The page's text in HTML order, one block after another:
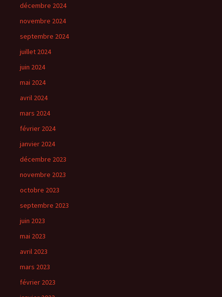
décembre 2024
novembre 2024
septembre 2024
juillet 2024
juin 2024
mai 2024
avril 2024
mars 2024
février 2024
janvier 2024
décembre 2023
novembre 2023
octobre 2023
septembre 2023
juin 2023
mai 2023
avril 2023
mars 2023
février 2023